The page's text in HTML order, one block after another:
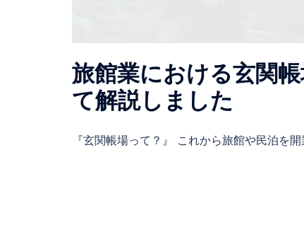
旅館業における玄関
て解説しました
『玄関帳場って？』 これから旅館や民泊を